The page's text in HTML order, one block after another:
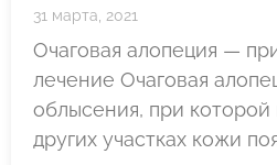
31 марта, 2021
Очаговая алопеция —
лечение Очаговая
облысения, при которой
других участках кожи